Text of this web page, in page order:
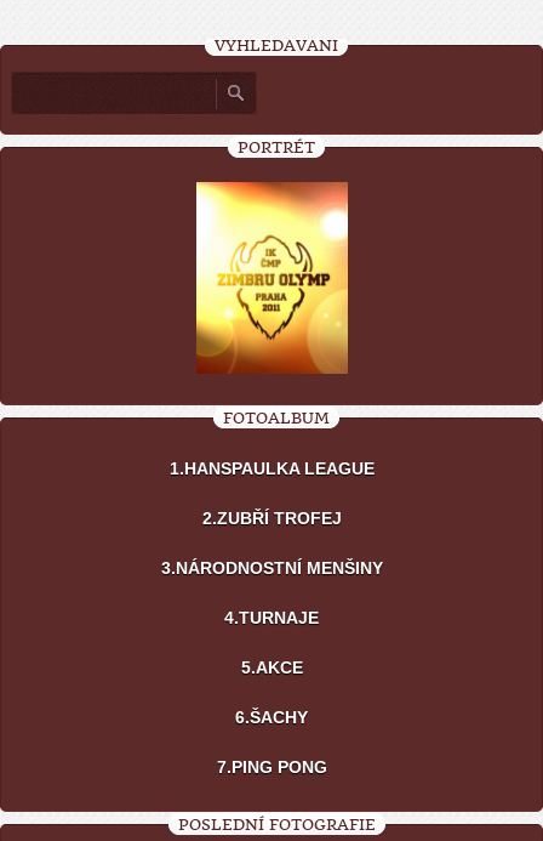
VYHLEDÁVÁNÍ
PORTRÉT
FOTOALBUM
1.HANSPAULKA LEAGUE
2.ZUBŘÍ TROFEJ
3.NÁRODNOSTNÍ MENŠINY
4.TURNAJE
5.AKCE
6.ŠACHY
7.PING PONG
POSLEDNÍ FOTOGRAFIE